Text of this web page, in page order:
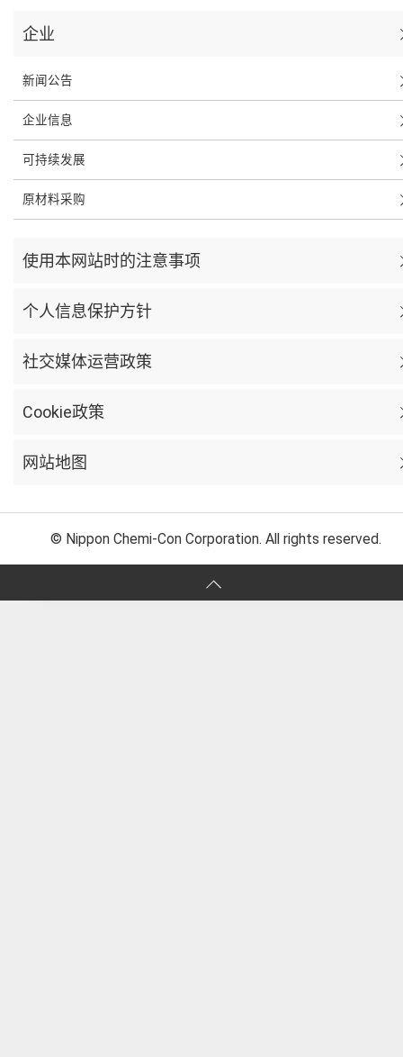
企业
新闻公告
企业信息
可持续发展
原材料采购
使用本网站时的注意事项
个人信息保护方针
社交媒体运营政策
Cookie政策
网站地图
© Nippon Chemi-Con Corporation. All rights reserved.